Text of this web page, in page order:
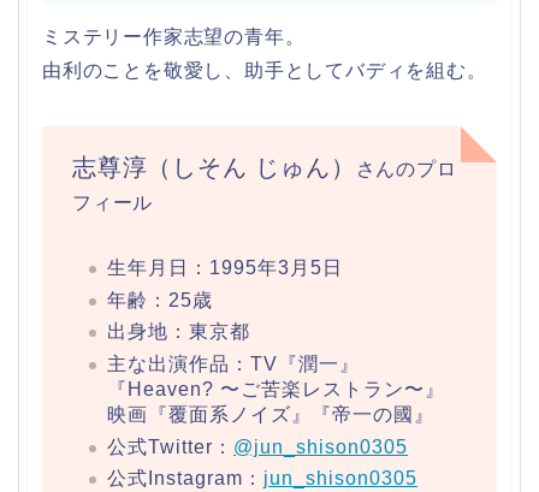
ミステリー作家志望の青年。
由利のことを敬愛し、助手としてバディを組む。
志尊淳（しそん じゅん）
さんのプロ
フィール
生年月日：1995年3月5日
年齢：25歳
出身地：東京都
主な出演作品：TV『潤一』
『Heaven? 〜ご苦楽レストラン〜』
映画『覆面系ノイズ』『帝一の國』
公式Twitter： @jun_shison0305
公式Instagram： jun_shison0305